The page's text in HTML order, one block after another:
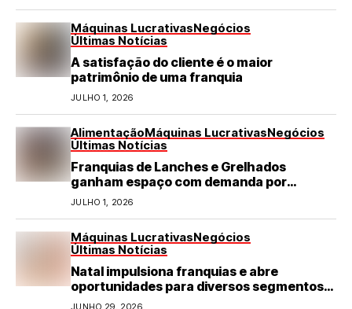
Máquinas LucrativasNegócios
Últimas Notícias
A satisfação do cliente é o maior
patrimônio de uma franquia
JULHO 1, 2026
AlimentaçãoMáquinas LucrativasNegócios
Últimas Notícias
Franquias de Lanches e Grelhados
ganham espaço com demanda por
refeições rápidas e de qualidade
JULHO 1, 2026
Máquinas LucrativasNegócios
Últimas Notícias
Natal impulsiona franquias e abre
oportunidades para diversos segmentos
do varejo